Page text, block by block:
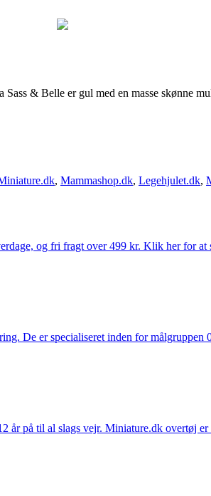
& Belle er gul med en masse skønne
, Mammashop.dk, Legehjulet.dk,
og fri fragt over 499 kr. Klik her for at
De er specialiseret inden for målgruppen
på til al slags vejr. Miniature.dk overtøj